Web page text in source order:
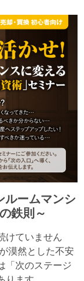
ルームマンシ
鉄則～
けていません
漠然とした不安
「次のステージ